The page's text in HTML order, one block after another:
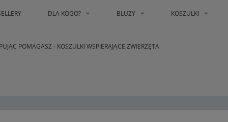
DLA KOGO? BLUZY KOSZULKI
POMAGASZ - KOSZULKI WSPIERAJĄCE ZWIERZĘTA